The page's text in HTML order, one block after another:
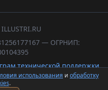
— ОГРНИП:
технической поддержки
данных
использования и обработку
.